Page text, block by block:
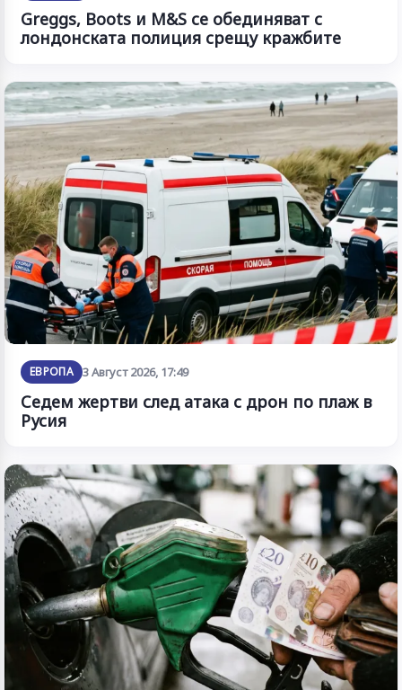
Greggs, Boots и M&S се обединяват с
лондонската полиция срещу кражбите
ЕВРОПА 3 Август 2026, 17:49
Седем жертви след атака с дрон по плаж в
Русия